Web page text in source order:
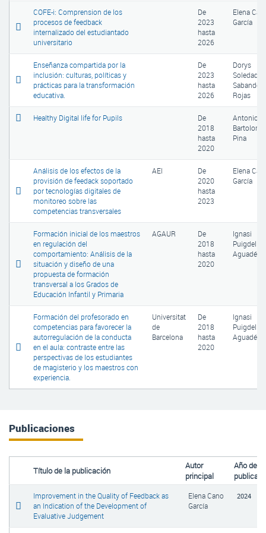
COFE-i: Comprension de los
procesos de feedback
internalizado del estudiantado
universitario
De
2023
hasta
2026
Elena
García
Enseñanza compartida por la
inclusión: culturas, políticas y
prácticas para la transformación
educativa.
De
2023
hasta
2026
Dorys
Soledad
Sabando
Rojas
Healthy Digital life for Pupils
De
2018
hasta
2020
Antonio R.
Bartolomé
Pina
Análisis de los efectos de la
provisión de feedack soportado
por tecnologías digitales de
monitoreo sobre las
competencias transversales
AEI
De
2020
hasta
2023
Elena
García
Formación inicial de los maestros
en regulación del
comportamiento: Análisis de la
situación y diseño de una
propuesta de formación
transversal a los Grados de
Educación Infantil y Primaria
AGAUR
De
2018
hasta
2020
Ignasi
Aguadé
Formación del profesorado en
competencias para favorecer la
autorregulación de la conducta
en el aula: contraste entre las
perspectivas de los estudiantes
de magisterio y los maestros con
experiencia.
Universitat
de
Barcelona
De
2018
hasta
2020
Ignasi
Aguadé
Publicaciones
Título de la publicación
Autor
principal
Año de
Improvement in the Quality of Feedback as
an Indication of the Development of
Evaluative Judgement
Elena Cano
García
2024